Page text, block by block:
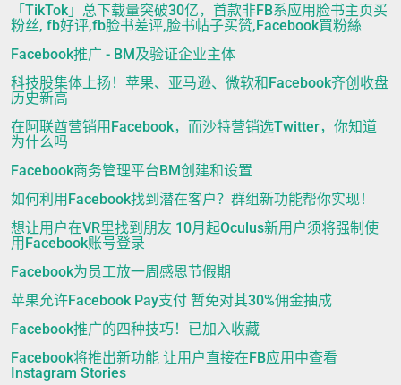
「TikTok」总下载量突破30亿，首款非FB系应用脸书主页买
粉丝, fb好评,fb脸书差评,脸书帖子买赞,Facebook買粉絲
Facebook推广 - BM及验证企业主体
科技股集体上扬！苹果、亚马逊、微软和Facebook齐创收盘
历史新高
在阿联酋营销用Facebook，而沙特营销选Twitter，你知道
为什么吗
Facebook商务管理平台BM创建和设置
如何利用Facebook找到潜在客户？群组新功能帮你实现！
想让用户在VR里找到朋友 10月起Oculus新用户须将强制使
用Facebook账号登录
Facebook为员工放一周感恩节假期
苹果允许Facebook Pay支付 暂免对其30%佣金抽成
Facebook推广的四种技巧！已加入收藏
Facebook将推出新功能 让用户直接在FB应用中查看
Instagram Stories